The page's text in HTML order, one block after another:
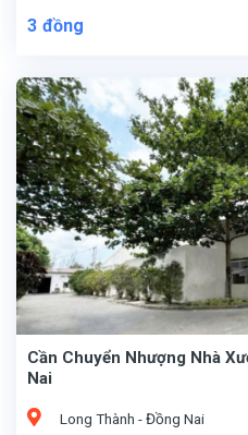
3 đồng
Cần Chuyển Nhượng Nhà
Nai
Long Thành - Đồng Nai